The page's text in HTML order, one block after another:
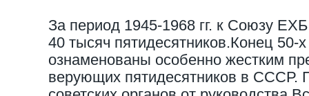
За период 1945-1968 гг. к Союзу
40 тысяч пятидесятников.Конец 50-
ознаменованы особенно жестким
верующих пятидесятников в СССР.